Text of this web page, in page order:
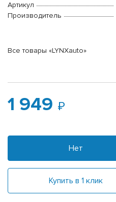
Артикул
Производитель
Все товары «LYNXauto»
1 949
Нет
Купить в 1 клик